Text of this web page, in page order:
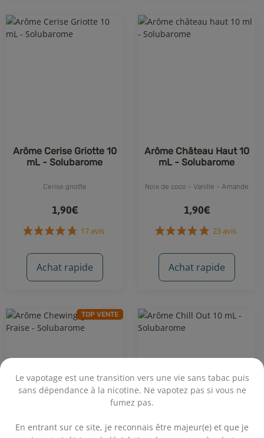
Le vapotage est une transition vers une vie sans tabac puis
sans dépendance à la nicotine. Ne vapotez pas si vous ne
fumez pas.
En entrant sur ce site, je reconnais être majeur(e) et que je
Arôme Cerise Griotte 10
mL - Solubarome
Cerise griotte
1,90€
Achat rapide
Arôme Château Haut 10
mL - Solubarome
Noix de coco - Vanille - Amande
1,90€
Achat rapide
TOP VENTE